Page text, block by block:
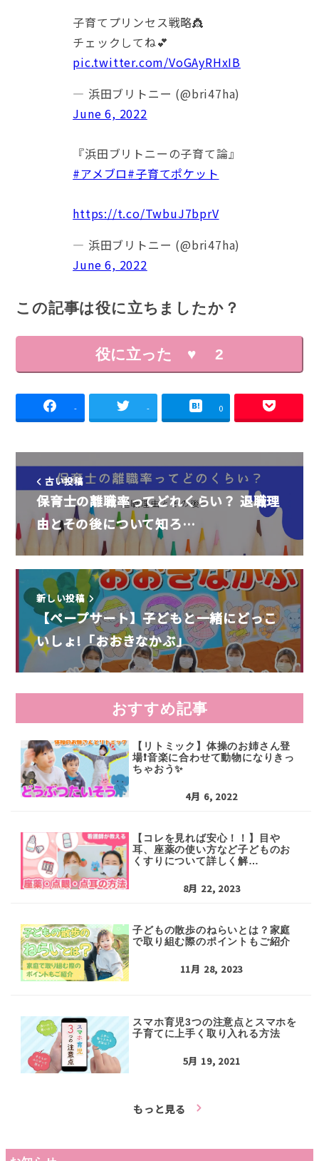
子育てプリンセス戦略👸
チェックしてね💕
pic.twitter.com/VoGAyRHxIB
— 浜田ブリトニー (@bri47ha)
June 6, 2022
『浜田ブリトニーの子育て論』
#アメブロ#子育てポケット
https://t.co/TwbuJ7bprV
— 浜田ブリトニー (@bri47ha)
June 6, 2022
この記事は役に立ちましたか？
役に立った ♥ 2
- - 0
古い投稿
保育士の離職率ってどれくらい？ 退職理
由とその後について知ろ…
新しい投稿
【ペープサート】子どもと一緒にどっこ
いしょ!「おおきなかぶ」
おすすめ記事
【リトミック】体操のお姉さん登
場❗️音楽に合わせて動物になりきっ
ちゃおう✨
4月 6, 2022
【コレを見れば安心！！】目や
耳、座薬の使い方など子どものお
くすりについて詳しく解…
8月 22, 2023
子どもの散歩のねらいとは？家庭
で取り組む際のポイントもご紹介
11月 28, 2023
スマホ育児3つの注意点とスマホを
子育てに上手く取り入れる方法
5月 19, 2021
もっと見る